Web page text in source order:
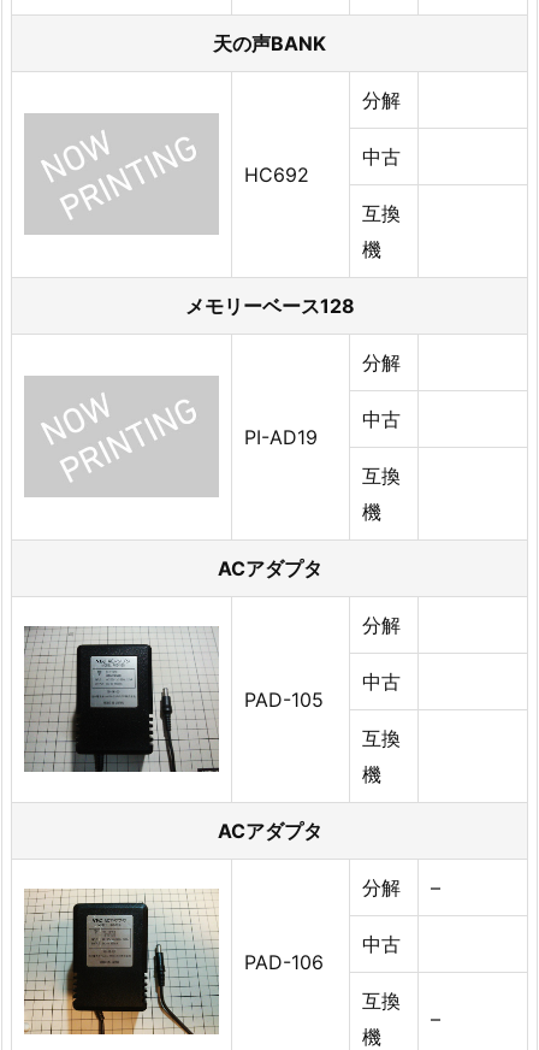
天の声BANK
HC692
分解
中古
互換
機
メモリーベース128
PI-AD19
分解
中古
互換
機
ACアダプタ
PAD-105
分解
中古
互換
機
ACアダプタ
PAD-106
分解 –
中古
互換
機
–